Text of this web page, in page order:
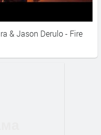
& Jason Derulo - Fire